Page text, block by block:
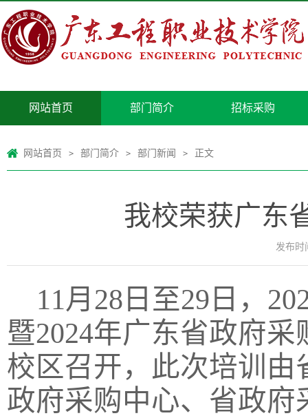
网站首页 部门简介 招标采购
网站首页 > 部门简介 > 部门新闻 > 正文
我校荣获广东
发布时
11月 28 日至29 日，
暨2024年广东省政府采
校区召开，此次培训
政府采购中心、省政